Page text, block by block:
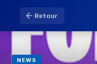
Retour
NEWS